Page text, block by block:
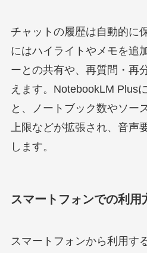
チャットの履歴は自動的に
にはハイライトやメモを追
ーとの共有や、再質問・再
えます。NotebookLM Plus
と、ノートブック数やソー
上限などが拡張され、音声
します。
スマートフォンでの利用
スマートフォンから利用す